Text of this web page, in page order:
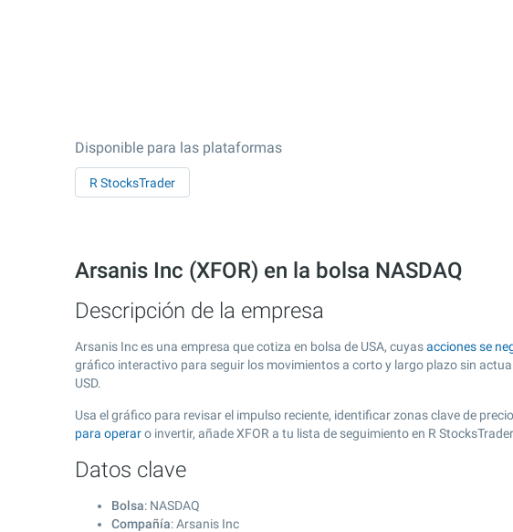
Disponible para las plataformas
R StocksTrader
Arsanis Inc (XFOR) en la bolsa NASDAQ
Descripción de la empresa
Arsanis Inc es una empresa que cotiza en bolsa de USA, cuyasacciones se
gráfico interactivo para seguir los movimientos a corto y largo plazo sin
USD.
Usa el gráfico para revisar el impulso reciente, identificar zonas clave de
para operaro invertir, añade XFOR a tu lista de seguimiento en R
Datos clave
Bolsa: NASDAQ
Compañía: Arsanis Inc